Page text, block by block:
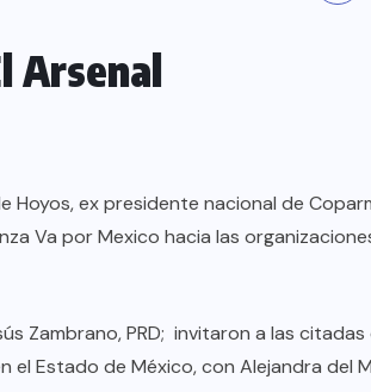
Arsenal
Hoyos, ex presidente nacional de
Va por Mexico hacia las
Zambrano, PRD; invitaron a las
Estado de México, con Alejandra del